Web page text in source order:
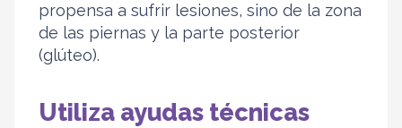
propensa a sufrir lesiones, sino de la zona
de las piernas y la parte posterior
(glúteo).
Utiliza ayudas técnicas